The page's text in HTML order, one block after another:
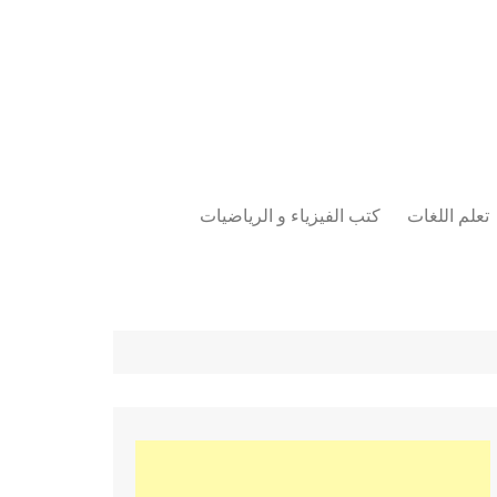
تعلم اللغات كتب الفيزياء و الرياضيات